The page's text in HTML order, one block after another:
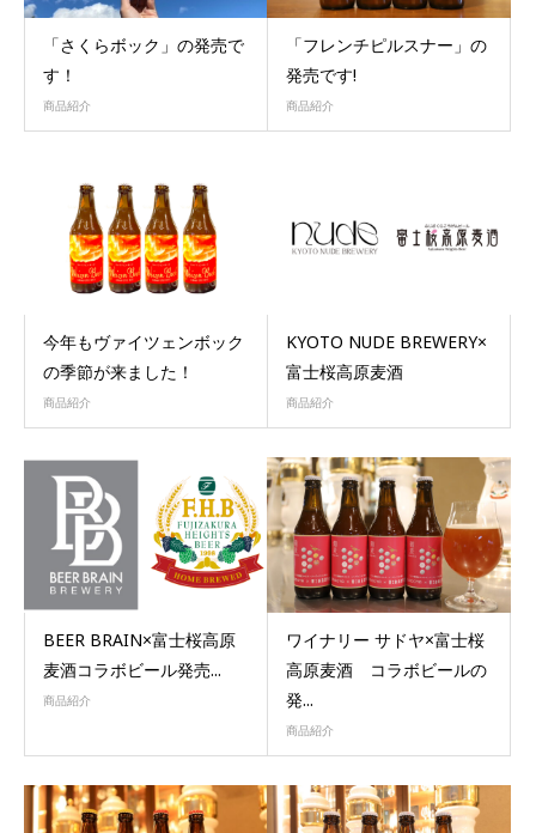
「さくらボック」の発売で
す！
商品紹介
「フレンチピルスナー」の
発売です!
商品紹介
今年もヴァイツェンボック
の季節が来ました！
商品紹介
KYOTO NUDE BREWERY×
富士桜高原麦酒
商品紹介
BEER BRAIN×富士桜高原
麦酒コラボビール発売...
商品紹介
ワイナリー サドヤ×富士桜
高原麦酒 コラボビールの
発...
商品紹介